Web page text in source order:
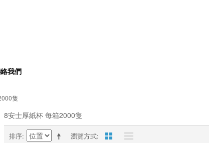
我們
隻
8安士厚紙杯 每箱2000隻
瀏覽方式
排序